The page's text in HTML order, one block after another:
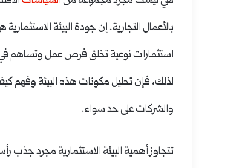
بالأعمال التجارية. إن جودة البيئة
استثمارات نوعية تخلق فرص عمل وتساهم في
لذلك، فإن تحليل مكونات هذه البيئة وفهم
والشركات على حد سواء.
تتجاوز أهمية البيئة الاستثمارية مجرد جذب